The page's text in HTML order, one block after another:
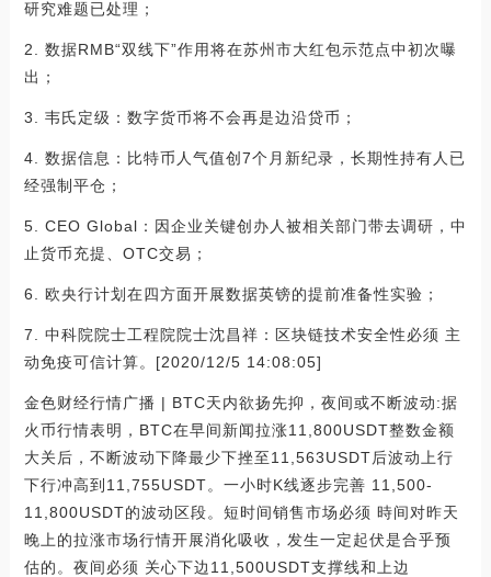
研究难题已处理；
2. 数据RMB“双线下”作用将在苏州市大红包示范点中初次曝
出；
3. 韦氏定级：数字货币将不会再是边沿贷币；
4. 数据信息：比特币人气值创7个月新纪录，长期性持有人已
经强制平仓；
5. CEO Global：因企业关键创办人被相关部门带去调研，中
止货币充提、OTC交易；
6. 欧央行计划在四方面开展数据英镑的提前准备性实验；
7. 中科院院士工程院院士沈昌祥：区块链技术安全性必须 主
动免疫可信计算。[2020/12/5 14:08:05]
金色财经行情广播 | BTC天内欲扬先抑，夜间或不断波动:据
火币行情表明，BTC在早间新闻拉涨11,800USDT整数金额
大关后，不断波动下降最少下挫至11,563USDT后波动上行
下行冲高到11,755USDT。一小时K线逐步完善 11,500-
11,800USDT的波动区段。短时间销售市场必须 時间对昨天
晚上的拉涨市场行情开展消化吸收，发生一定起伏是合乎预
估的。夜间必须 关心下边11,500USDT支撑线和上边